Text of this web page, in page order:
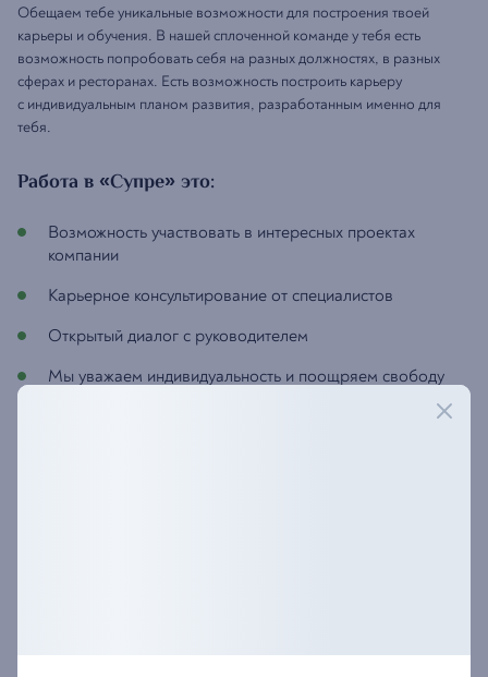
Обещаем тебе уникальные возможности для построения твоей
карьеры и обучения. В нашей сплоченной команде у тебя есть
возможность попробовать себя на разных должностях, в разных
сферах и ресторанах. Есть возможность построить карьеру
с индивидуальным планом развития, разработанным именно для
тебя.
Работа в «Супре» это:
Возможность участвовать в интересных проектах
компании
Карьерное консультирование от специалистов
Открытый диалог с руководителем
Мы уважаем индивидуальность и поощряем свободу